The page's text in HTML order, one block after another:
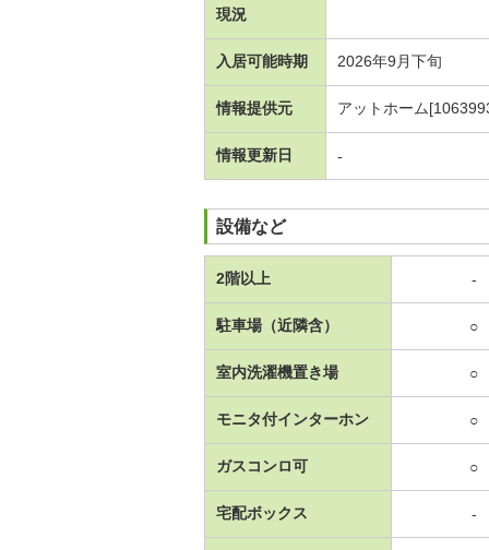
現況
入居可能時期 2026年9月下旬
情報提供元 アットホーム
情報更新日 -
設備など
2階以上 -
駐車場（近隣含） ○
室内洗濯機置き場 ○
モニタ付インターホン ○
ガスコンロ可 ○
宅配ボックス -